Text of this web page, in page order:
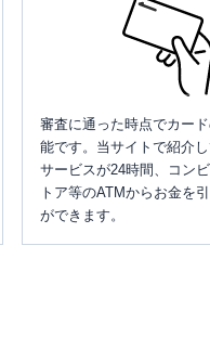
審査に通った時点でカー
能です。当サイトで紹介
サービスが24時間、コン
トア等のATMからお金を
ができます。